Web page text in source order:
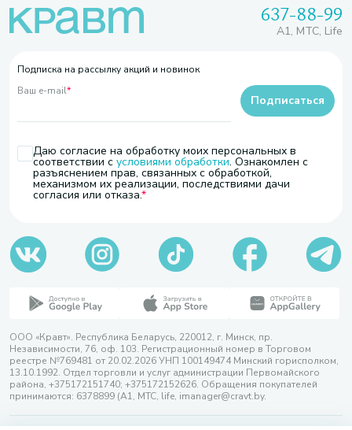
637-88-99
A1, МТС, Life
Подписка на рассылку акций и новинок
Ваш e-mail*
Даю согласие на обработку моих персональных в
соответствии с условиями обработки. Ознакомлен с
разъяснением прав, связанных с обработкой,
механизмом их реализации, последствиями дачи
согласия или отказа.
Подписаться
ООО «Кравт». Республика Беларусь, 220012, г. Минск, пр.
Независимости, 76, оф. 103. Регистрационный номер в Торговом
реестре №769481 от 20.02.2026 УНП 100149474 Минский горисполком,
13.10.1992. Отдел торговли и услуг администрации Первомайского
района, +375172151740; +375172152626. Обращения покупателей
принимаются: 6378899 (А1, МТС, life, imanager@cravt.by.